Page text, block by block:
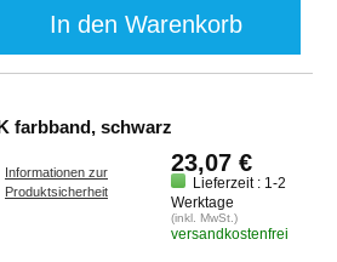
In den Warenkorb
farbband, schwarz
Informationen zur
Produktsicherheit
23,07 €
Lieferzeit : 1-2
Werktage
(inkl. MwSt.)
versandkostenfrei